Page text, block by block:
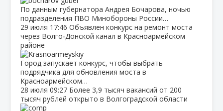
По данным губернатора Андрея Бочарова, ночью
подразделения ПВО Минобороны России…
29 июля 17:46 Объявлен конкурс на ремонт моста
через Волго‑Донской канал в Красноармейском
районе
Город запускает конкурс, чтобы выбрать
подрядчика для обновления моста в
Красноармейском…
28 июля 09:27 Более 3,9 тысяч вакансий от 200
тысяч рублей открыто в Волгоградской области